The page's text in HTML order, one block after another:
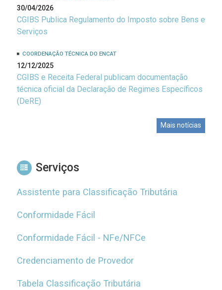
30/04/2026
CGIBS Publica Regulamento do Imposto sobre Bens e
Serviços
COORDENAÇÃO TÉCNICA DO ENCAT
12/12/2025
CGIBS e Receita Federal publicam documentação
técnica oficial da Declaração de Regimes Específicos
(DeRE)
Mais notícias
Serviços
Assistente para Classificação Tributária
Conformidade Fácil
Conformidade Fácil - NFe/NFCe
Credenciamento de Provedor
Tabela Classificação Tributária